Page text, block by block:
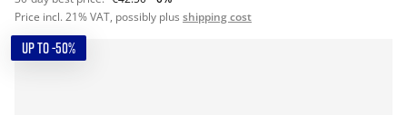
Price incl. 21% VAT, possibly plus shipping cost
UP TO -50%